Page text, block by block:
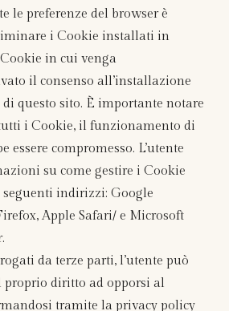
le preferenze del browser è
i Cookie installati in
in cui venga
il consenso all’installazione
questo sito. È importante notare
i Cookie, il funzionamento di
essere compromesso. L’utente
su come gestire i Cookie
indirizzi: Google
Apple Safari/ e Microsoft
da terze parti, l’utente può
proprio diritto ad opporsi al
tramite la privacy policy